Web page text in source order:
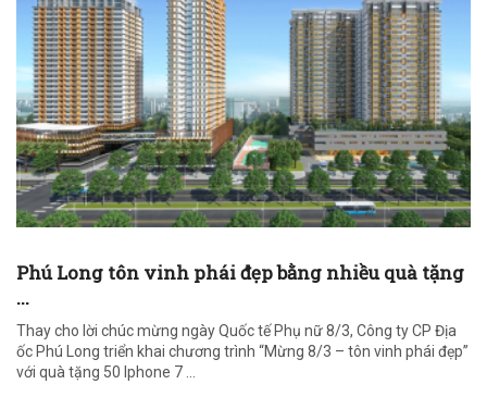
Phú Long tôn vinh phái đẹp bằng nhiều quà tặng
...
Thay cho lời chúc mừng ngày Quốc tế Phụ nữ 8/3, Công ty CP Địa
ốc Phú Long triển khai chương trình “Mừng 8/3 – tôn vinh phái đẹp”
với quà tặng 50 Iphone 7 ...